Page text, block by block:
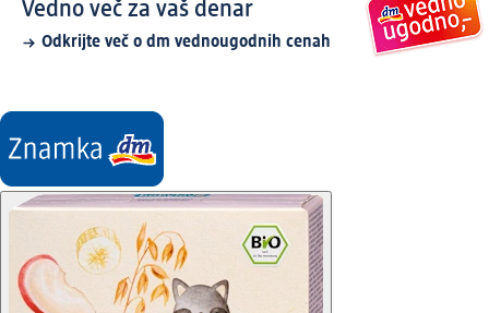
Vedno več za vaš denar
Odkrijte več o dm vednougodnih cenah